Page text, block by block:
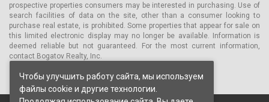
prospective properties consumers may be interested in purchasing. Use of
search facilities of data on the site, other than a consumer looking to
purchase real estate, is prohibited. Some properties that appear for sale on
this limited electronic display may no longer be available. Information is
deemed reliable but not guaranteed. For the most current information,
contact Bogatov Realty, Inc.
Чтобы улучшить работу сайта, мы используем
файлы cookie и другие технологии.